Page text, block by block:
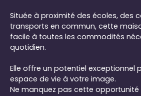
Située à proximité des écoles, des
transports en commun, cette
facile à toutes les commodités
quotidien.
Elle offre un potentiel exceptionnel
espace de vie à votre image.
Ne manquez pas cette opportunité